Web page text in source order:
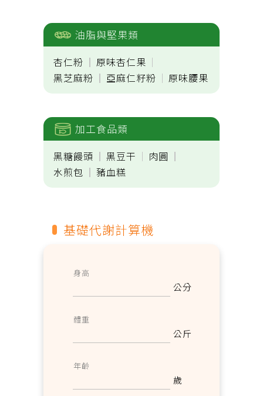
油脂與堅果類
杏仁粉
原味杏仁果
黑芝麻粉
亞麻仁籽粉 原味腰果
加工食品類
黑糖饅頭 黑豆干
肉圓
水煎包
豬血糕
基礎代謝計算機
公分
公斤
歲